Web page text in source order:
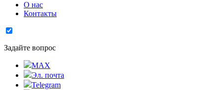
О нас
Контакты
Задайте вопрос
MAX
Эл. почта
Telegram